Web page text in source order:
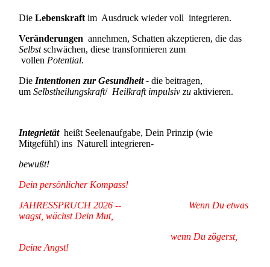
DieLebenskraft im Ausdruck wieder voll integrieren.
Veränderungen annehmen, Schatten akzeptieren, die das
Selbstschwächen, diese transformieren zum
vollen Potential.
Die Intentionen zur Gesundheit - die beitragen,
umSelbstheilungskraft/ Heilkraft impulsiv zu aktivieren.
Integrietätheißt Seelenaufgabe, Dein Prinzip (wie
Mitgefühl) ins Naturell integrieren-
bewußt!
Dein persönlicher Kompass!
JAHRESSPRUCH 2026 -- Wenn Du etwas
wagst, wächst Dein Mut,
wenn Du zögerst,
Deine Angst!